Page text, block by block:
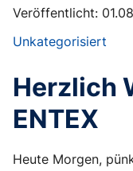
Veröffentlicht:
Unkategorisiert
Herzlich
ENTEX
Heute Morgen,